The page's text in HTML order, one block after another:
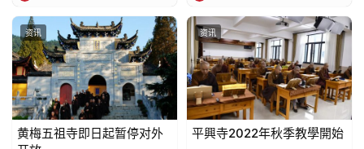
资讯
黄梅五祖寺即日起暂停对外
资讯
平興寺2022年秋季教學開始